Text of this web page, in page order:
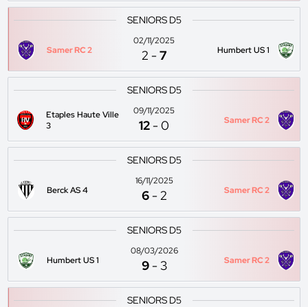
SENIORS D5
Samer RC 2
02/11/2025
2 -7 Humbert US 1
SENIORS D5
Etaples Haute Ville
3
09/11/2025
12 -0 Samer RC 2
SENIORS D5
Berck AS 4
16/11/2025
6 -2 Samer RC 2
SENIORS D5
Humbert US 1
08/03/2026
9 - 3 Samer RC 2
SENIORS D5